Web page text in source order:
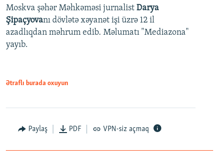
Moskva şəhər Məhkəməsi jurnalist Darya
Şipaçyovanı dövlətə xəyanət işi üzrə 12 il
azadlıqdan məhrum edib. Məlumatı "Mediazona"
yayıb.
Ətraflı burada oxuyun
Paylaş PDF VPN-siz açmaq